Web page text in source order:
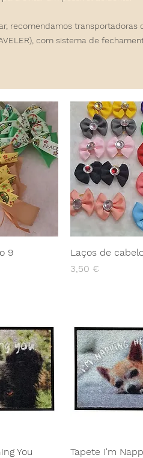
recomendamos transportadoras
com sistema de
9
Laços de
Preço
3,50 €
You
Tapete I'm